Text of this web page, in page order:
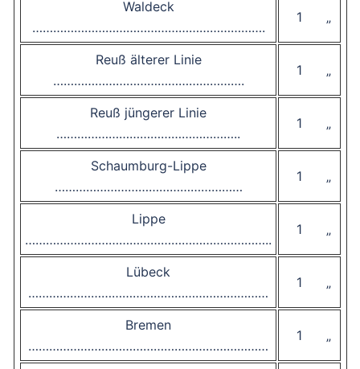
Waldeck
………………………………………………………….
1 „
Reuß älterer Linie
……………………………………………….
1 „
Reuß jüngerer Linie
……………………………………………..
1 „
Schaumburg-Lippe
………………………………………………
1 „
Lippe
……………………………………………………………..
1 „
Lübeck
……………………………………………………………
1 „
Bremen
……………………………………………………………
1 „